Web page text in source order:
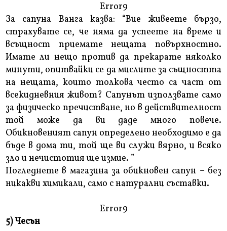
Error9
За сапуна Ванга казва: “Вие живеете бързо,
страхувате се, че няма да успеете на време и
всъщност приемате нещата повърхностно.
Имате ли нещо против да прекарате няколко
минути, опитвайки се да мислите за същността
на нещата, които толкова често са част от
всекидневния живот? Сапунът използвате само
за физическо пречистване, но в действителност
той може да ви даде много повече.
Обикновеният сапун определено необходимо е да
бъде в дома ти, той ще ви служи вярно, и всяко
зло и нечистотия ще измие. ”
Погледнете в магазина за обикновен сапун – без
никакви химикали, само с натурални съставки.
Error9
5) Чесън